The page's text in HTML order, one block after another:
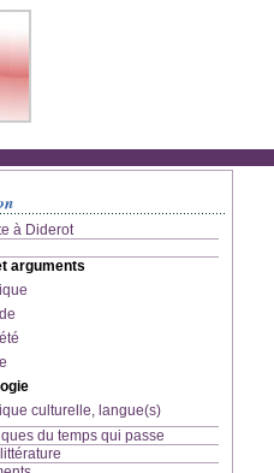
à Diderot
arguments
culturelle, langue(s)
du temps qui passe